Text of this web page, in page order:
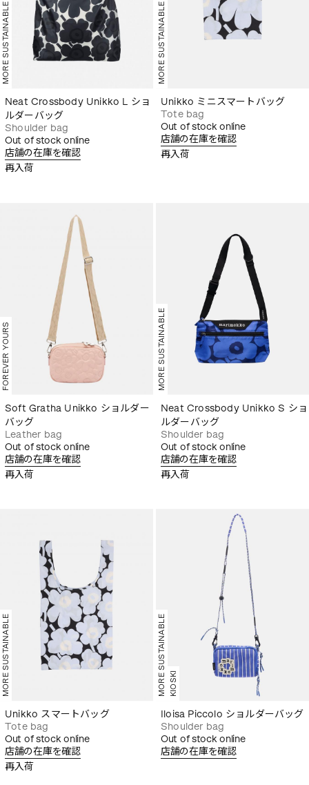
MORE SUSTAINABLE
Neat Crossbody Unikko L ショ
ルダーバッグ
Shoulder bag
Out of stock online
店舗の在庫を確認
再入荷
MORE SUSTAINABLE
Unikko ミニスマートバッグ
Tote bag
Out of stock online
店舗の在庫を確認
再入荷
FOREVER YOURS
Soft Gratha Unikko ショルダー
バッグ
Leather bag
Out of stock online
店舗の在庫を確認
再入荷
MORE SUSTAINABLE
Neat Crossbody Unikko S ショ
ルダーバッグ
Shoulder bag
Out of stock online
店舗の在庫を確認
再入荷
MORE SUSTAINABLE
Unikko スマートバッグ
Tote bag
Out of stock online
店舗の在庫を確認
再入荷
MORE SUSTAINABLE KIOSKI
Iloisa Piccolo ショルダーバッグ
Shoulder bag
Out of stock online
店舗の在庫を確認